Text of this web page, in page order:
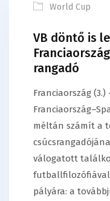
World Cup
VB döntő is
rangadó
Franciaország
méltán számít a
válogatott
pályára: a